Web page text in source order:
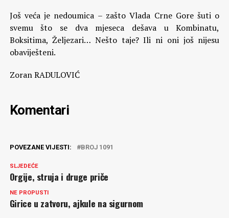
Još veća je nedoumica – zašto Vlada Crne Gore šuti o
svemu što se dva mjeseca dešava u Kombinatu,
Boksitima, Željezari… Nešto taje? Ili ni oni još nijesu
obaviješteni.
Zoran RADULOVIĆ
Komentari
POVEZANE VIJESTI: BROJ 1091
SLJEDEĆE
Orgije, struja i druge priče
NE PROPUSTI
Girice u zatvoru, ajkule na sigurnom